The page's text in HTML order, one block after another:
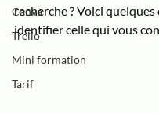
Canva
Trello
Mini formation
Tarif
recherche ? Voici
identifier celle qui vous